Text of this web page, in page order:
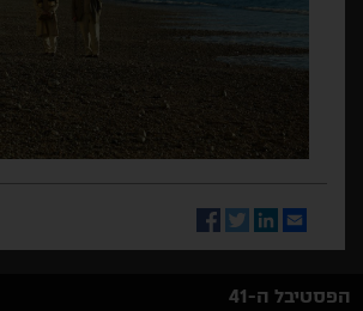
Email
LinkedIn
Twitter
Facebook
הפסטיבל ה-41